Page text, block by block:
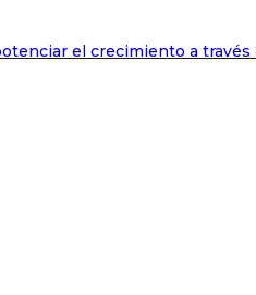
el crecimiento a través